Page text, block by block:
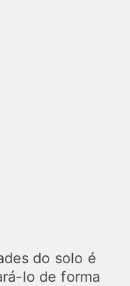
do solo é
lo de forma